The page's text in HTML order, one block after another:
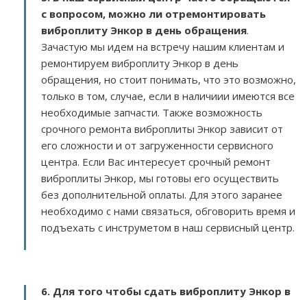
с вопросом, можно ли отремонтировать
виброплиту Энкор в день обращения.
Зачастую мы идем на встречу нашим клиентам и
ремонтируем виброплиту Энкор в день
обращения, но стоит понимать, что это возможно,
только в том, случае, если в наличиии имеются все
необходимые запчасти. Также возможность
срочного ремонта виброплиты Энкор зависит от
его сложности и от загруженности сервисного
центра. Если Вас интересует срочный ремонт
виброплиты Энкор, мы готовы его осуществить
без дополнительной оплаты. Для этого заранее
необходимо с нами связаться, обговорить время и
подъехать с инструметом в наш сервисный центр.
6. Для того чтобы сдать виброплиту Энкор в